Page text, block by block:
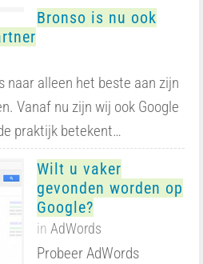
Bronso is nu ook
naar alleen het beste aan zijn
Vanaf nu zijn wij ook Google
praktijk betekent…
Wilt u vaker
gevonden worden op
Google?
in AdWords
Probeer AdWords